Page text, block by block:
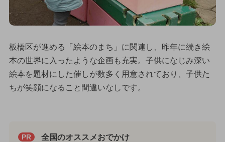
板橋区が進める「絵本のまち」に関連し、昨年に続き絵
本の世界に入ったような企画も充実。子供になじみ深い
絵本を題材にした催しが数多く用意されており、子供た
ちが笑顔になること間違いなしです。
PR 全国のオススメおでかけ